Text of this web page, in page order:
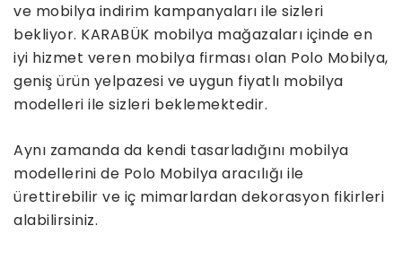
ve mobilya indirim kampanyaları ile sizleri
bekliyor. KARABÜK mobilya mağazaları içinde en
iyi hizmet veren mobilya firması olan Polo Mobilya,
geniş ürün yelpazesi ve uygun fiyatlı mobilya
modelleri ile sizleri beklemektedir.
Aynı zamanda da kendi tasarladığını mobilya
modellerini de Polo Mobilya aracılığı ile
ürettirebilir ve iç mimarlardan dekorasyon fikirleri
alabilirsiniz.